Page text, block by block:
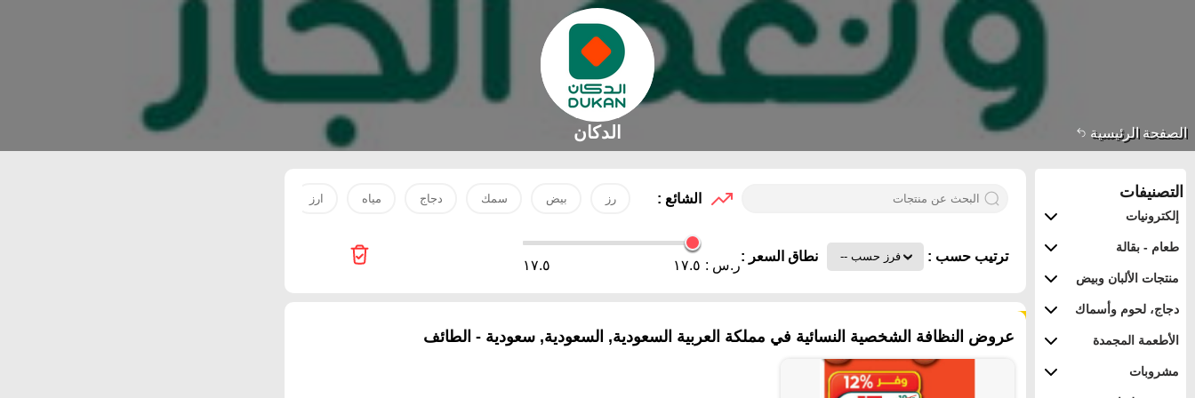
الصفحة الرئيسية الدكان
التصنيفات
إلكترونيات
طعام - بقالة
منتجات الألبان وبيض
دجاج، لحوم وأسماك
الأطعمة المجمدة
مشروبات
الشائع : رز بيض سمك دجاج مياه ارز
ترتيب حسب : نطاق السعر :
ر.س : ١٧.٥ ١٧.٥
عروض النظافة الشخصية النسائية في مملكة العربية السعودية, السعودية, سعودية - الطائف